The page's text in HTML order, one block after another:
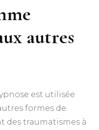
autres
est utilisée
formes de
des traumatismes à